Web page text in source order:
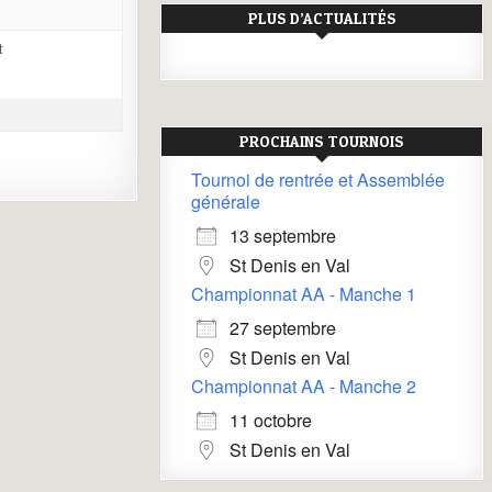
PLUS D’ACTUALITÉS
PROCHAINS TOURNOIS
Tournoi de rentrée et Assemblée
générale
13 septembre
St Denis en Val
Championnat AA - Manche 1
27 septembre
St Denis en Val
Championnat AA - Manche 2
11 octobre
St Denis en Val